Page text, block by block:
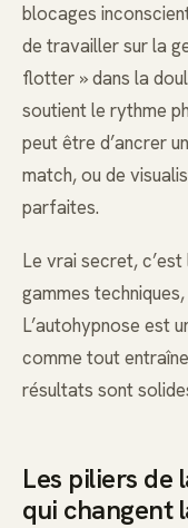
blocages
de travailler sur la
flotter » dans la
soutient le rythme
peut être d’ancrer
match, ou de
parfaites.
Le vrai secret,
gammes
L’autohypnose est
comme tout
résultats sont
Les piliers de
qui changent